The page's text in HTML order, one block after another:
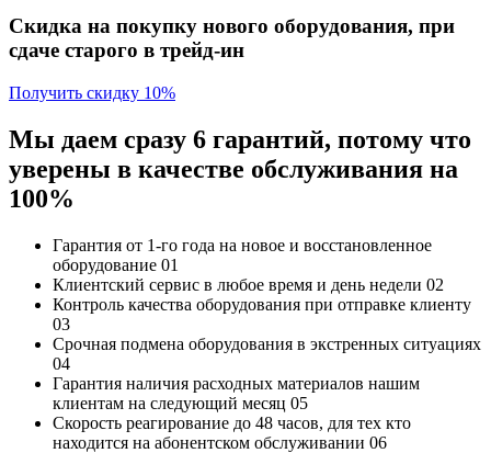
Скидка на покупку нового оборудования, при
сдаче старого в трейд-ин
Получить скидку 10%
Мы даем сразу 6 гарантий, потому что
уверены в качестве обслуживания на
100%
Гарантия от 1-го года на новое и восстановленное
оборудование 01
Клиентский сервис в любое время и день недели 02
Контроль качества оборудования при отправке клиенту
03
Срочная подмена оборудования в экстренных ситуациях
04
Гарантия наличия расходных материалов нашим
клиентам на следующий месяц 05
Скорость реагирование до 48 часов, для тех кто
находится на абонентском обслуживании 06